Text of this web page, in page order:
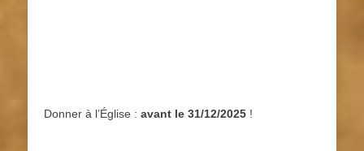
Donner à l’Église : avant le 31/12/2025 !